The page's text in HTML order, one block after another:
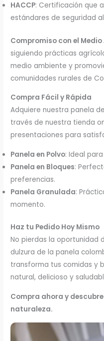
HACCP: Certificación que
estándares de seguridad
Compromiso con el
siguiendo prácticas
medio ambiente y
comunidades rurales de
Compra Fácil y Rápida
Adquiere nuestra panela
través de nuestra tienda
presentaciones para
Panela en Polvo: Ideal
Panela en Bloques:
preferencias.
Panela Granulada:
momento.
Haz tu Pedido Hoy Mismo
No pierdas la oportunidad
dulzura de la panela
transforma tus comidas y
natural, delicioso y
Compra ahora y
naturaleza.